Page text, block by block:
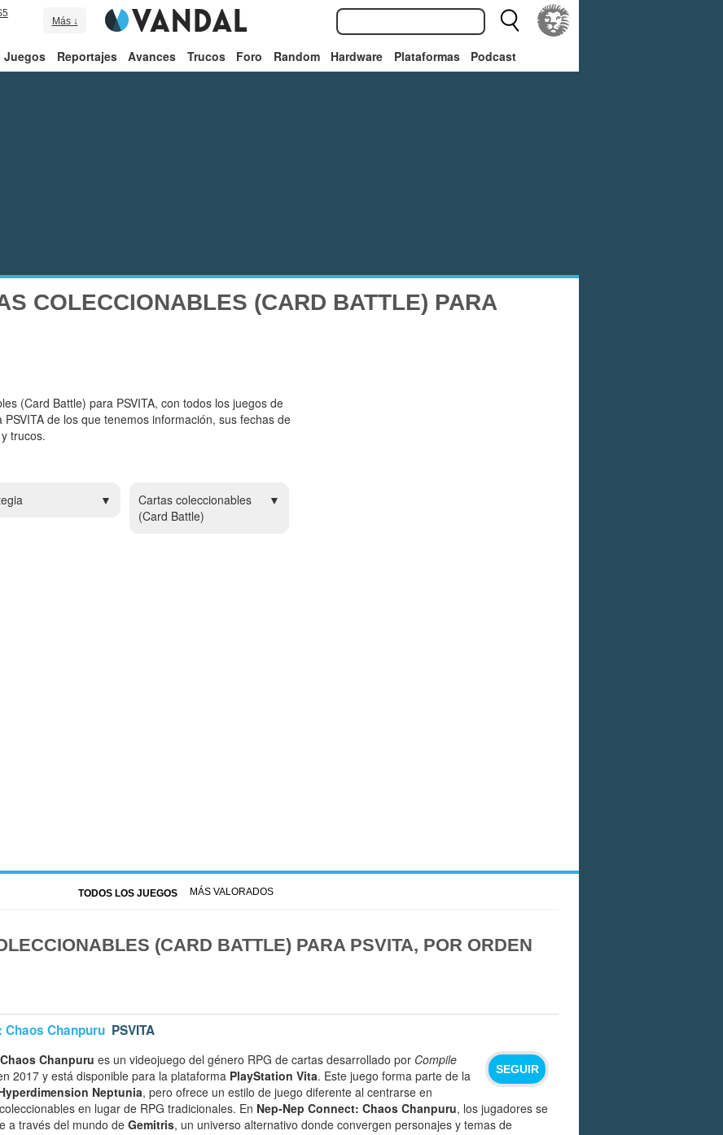
Más ↓
Juegos Reportajes Avances Trucos Foro Random Hardware Plataformas Podcast
COLECCIONABLES (CARD BATTLE) PARA
(Card Battle) para PSVITA, con todos los juegos de
de los que tenemos información, sus fechas de
trucos.
Cartas coleccionables
(Card Battle)
TODOS LOS JUEGOS MÁS VALORADOS
(CARD BATTLE) PARA PSVITA, POR ORDEN
Chaos Chanpuru PSVITA
SEGUIR
Chanpuru es un videojuego del género RPG de cartas desarrollado por Compile
2017 y está disponible para la plataforma PlayStation Vita. Este juego forma parte de la
Neptunia, pero ofrece un estilo de juego diferente al centrarse en
en lugar de RPG tradicionales. En Nep-Nep Connect: Chaos Chanpuru, los jugadores se
a través del mundo de Gemitris, un universo alternativo donde convergen personajes y temas de